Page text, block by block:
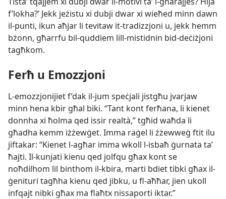
f’lokha?’ Jekk jeżistu xi dubji dwar xi wieħed minn dawn
il-​punti, ikun aħjar li tevitaw it-​tradizzjoni u, jekk hemm
bżonn, għarrfu bil-​quddiem lill-​mistidnin bid-​deċiżjoni
tagħkom.
Ferħ u Emozzjoni
L-​emozzjonijiet f’dak il-​jum speċjali jistgħu jvarjaw
minn hena kbir għal biki. “Tant kont ferħana, li kienet
donnha xi ħolma qed issir realtà,” tgħid waħda li
għadha kemm iżżewġet. Imma raġel li żżewweġ ftit ilu
jiftakar: “Kienet l-​agħar imma wkoll l-​isbaħ ġurnata taʼ
ħajti. Il-​kunjati kienu qed jolfqu għax kont se
noħdilhom lil binthom il-​kbira, marti bdiet tibki għax il-​
ġenituri tagħha kienu qed jibku, u fl-​aħħar, jien ukoll
infqajt nibki għax ma flaħtx nissaporti iktar.”